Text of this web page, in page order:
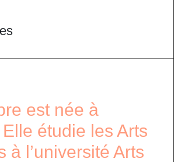
est née à
étudie les Arts
à l’université Arts